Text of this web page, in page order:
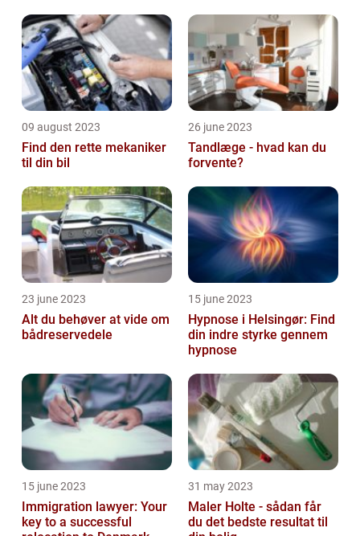
09 august 2023
Find den rette mekaniker
til din bil
26 june 2023
Tandlæge - hvad kan du
forvente?
23 june 2023
Alt du behøver at vide om
bådreservedele
15 june 2023
Hypnose i Helsingør: Find
din indre styrke gennem
hypnose
15 june 2023
Immigration lawyer: Your
key to a successful
31 may 2023
Maler Holte - sådan får
du det bedste resultat til